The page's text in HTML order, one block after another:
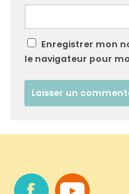
Enregistrer mon
le navigateur pour